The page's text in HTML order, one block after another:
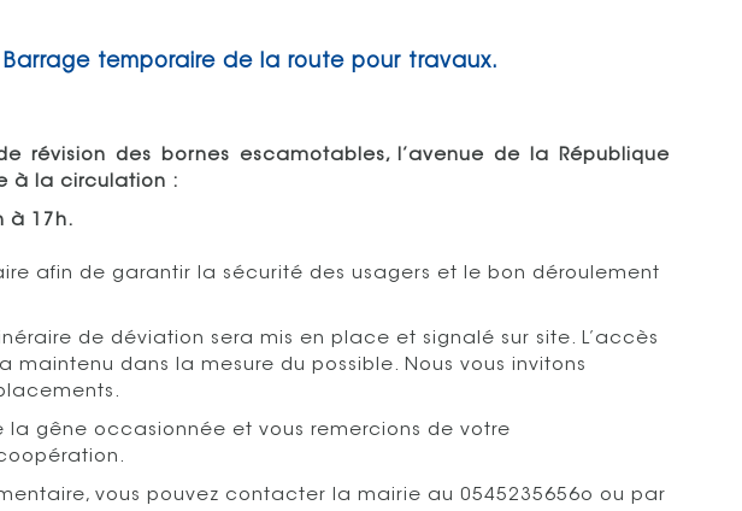
temporaire de la route pour travaux.
révision des bornes escamotables, l’avenue de la République
à la circulation :
à 17h.
afin de garantir la sécurité des usagers et le bon déroulement
de déviation sera mis en place et signalé sur site. L’accès
maintenu dans la mesure du possible. Nous vous invitons
la gêne occasionnée et vous remercions de votre
vous pouvez contacter la mairie au 0545235656o ou par